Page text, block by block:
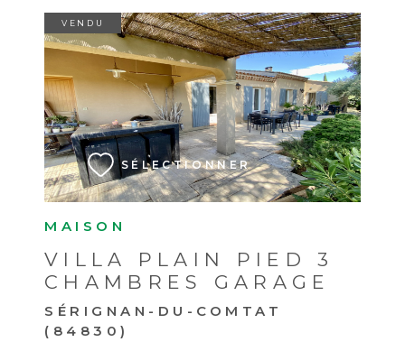
MAISON
VILLA PLAIN PIED 3
CHAMBRES GARAGE
SÉRIGNAN-DU-COMTAT
(84830)
VENDU
SÉLECTIONNER
VOIR LE BIEN